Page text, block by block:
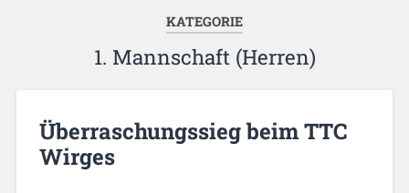
KATEGORIE
1. Mannschaft (Herren)
Überraschungssieg beim TTC
Wirges